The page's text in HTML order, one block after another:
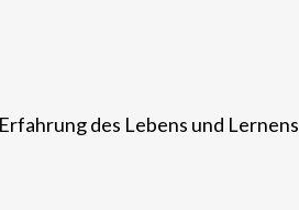
des Lebens und Lernens